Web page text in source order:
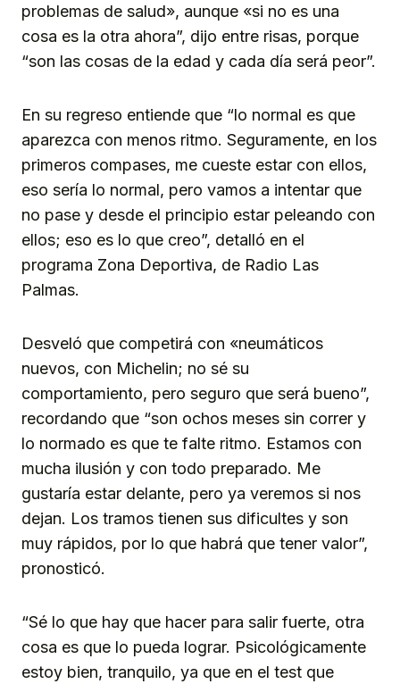
problemas de salud», aunque «si no es una
cosa es la otra ahora”, dijo entre risas, porque
“son las cosas de la edad y cada día será peor”.
En su regreso entiende que “lo normal es que
aparezca con menos ritmo. Seguramente, en los
primeros compases, me cueste estar con ellos,
eso sería lo normal, pero vamos a intentar que
no pase y desde el principio estar peleando con
ellos; eso es lo que creo”, detalló en el
programa Zona Deportiva, de Radio Las
Palmas.
Desveló que competirá con «neumáticos
nuevos, con Michelin; no sé su
comportamiento, pero seguro que será bueno”,
recordando que “son ochos meses sin correr y
lo normado es que te falte ritmo. Estamos con
mucha ilusión y con todo preparado. Me
gustaría estar delante, pero ya veremos si nos
dejan. Los tramos tienen sus dificultes y son
muy rápidos, por lo que habrá que tener valor”,
pronosticó.
“Sé lo que hay que hacer para salir fuerte, otra
cosa es que lo pueda lograr. Psicológicamente
estoy bien, tranquilo, ya que en el test que